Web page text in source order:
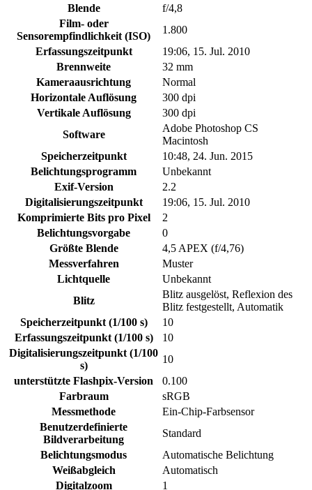
Blende
f/4,8
Film- oder
Sensorempfindlichkeit (ISO)
1.800
Erfassungszeitpunkt
19:06, 15. Jul. 2010
Brennweite
32 mm
Kameraausrichtung
Normal
Horizontale Auflösung
300 dpi
Vertikale Auflösung
300 dpi
Software
Adobe Photoshop CS
Macintosh
Speicherzeitpunkt
10:48, 24. Jun. 2015
Belichtungsprogramm
Unbekannt
Exif-Version
2.2
Digitalisierungszeitpunkt
19:06, 15. Jul. 2010
Komprimierte Bits pro Pixel
2
Belichtungsvorgabe
0
Größte Blende
4,5 APEX (f/4,76)
Messverfahren
Muster
Lichtquelle
Unbekannt
Blitz
Blitz ausgelöst, Reflexion des
Blitz festgestellt, Automatik
Speicherzeitpunkt (1/100 s)
10
Erfassungszeitpunkt (1/100 s)
10
Digitalisierungszeitpunkt (1/100
s)
10
unterstützte Flashpix-Version
0.100
Farbraum
sRGB
Messmethode
Ein-Chip-Farbsensor
Benutzerdefinierte
Bildverarbeitung
Standard
Belichtungsmodus
Automatische Belichtung
Weißabgleich
Automatisch
Digitalzoom
1